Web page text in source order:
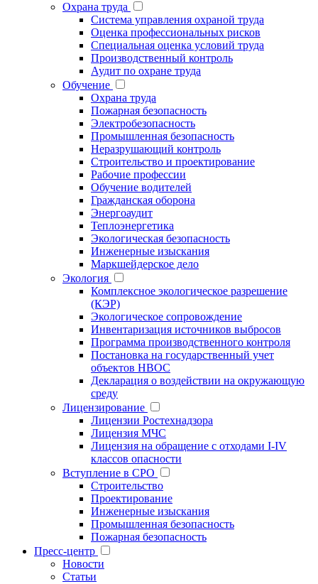
Охрана труда
Система управления охраной труда
Оценка профессиональных рисков
Специальная оценка условий труда
Производственный контроль
Аудит по охране труда
Обучение
Охрана труда
Пожарная безопасность
Электробезопасность
Промышленная безопасность
Неразрушающий контроль
Строительство и проектирование
Рабочие профессии
Обучение водителей
Гражданская оборона
Энергоаудит
Теплоэнергетика
Экологическая безопасность
Инженерные изыскания
Маркшейдерское дело
Экология
Комплексное экологическое разрешение
(КЭР)
Экологическое сопровождение
Инвентаризация источников выбросов
Программа производственного контроля
Постановка на государственный учет
объектов НВОС
Декларация о воздействии на окружающую
среду
Лицензирование
Лицензии Ростехнадзора
Лицензия МЧС
Лицензия на обращение с отходами I-IV
классов опасности
Вступление в СРО
Строительство
Проектирование
Инженерные изыскания
Промышленная безопасность
Пожарная безопасность
Пресс-центр
Новости
Статьи